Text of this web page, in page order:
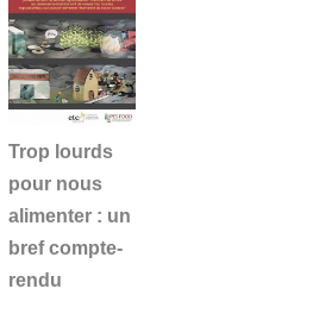
Trop lourds
pour nous
alimenter : un
bref compte-
rendu